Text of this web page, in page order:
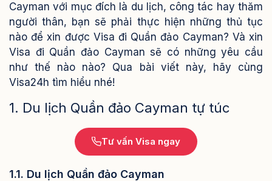
Cayman với mục đích là du lịch, công tác hay thăm
người thân, bạn sẽ phải thực hiện những thủ tục
nào để xin được Visa đi Quần đảo Cayman? Và xin
Visa đi Quần đảo Cayman sẽ có những yêu cầu
như thế nào nào? Qua bài viết này, hãy cùng
Visa24h tìm hiểu nhé!
1. Du lịch Quần đảo Cayman tự túc
Tư vấn Visa ngay
1.1. Du lịch Quần đảo Cayman